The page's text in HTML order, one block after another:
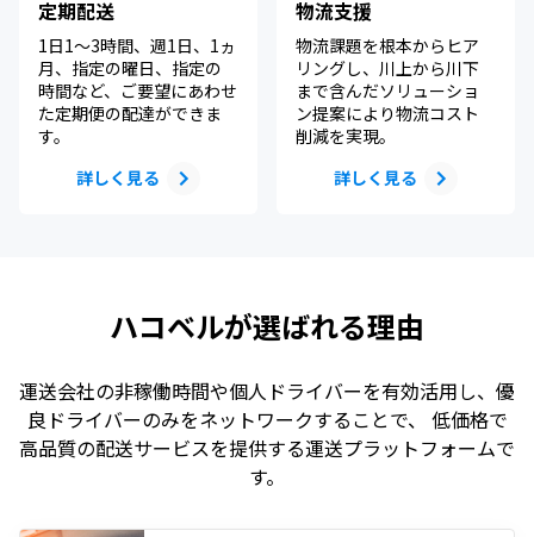
定期配送
1日1～3時間、週1日、1ヵ
月、指定の曜日、指定の
時間など、ご要望にあわせ
た定期便の配達ができま
す。
詳しく見る
物流支援
物流課題を根本からヒア
リングし、川上から川下
まで含んだソリューショ
ン提案により物流コスト
削減を実現。
詳しく見る
ハコベルが選ばれる理由
運送会社の非稼働時間や個人ドライバーを有効活用し、優
良ドライバーのみをネットワークすることで、 低価格で
高品質の配送サービスを提供する運送プラットフォームで
す。